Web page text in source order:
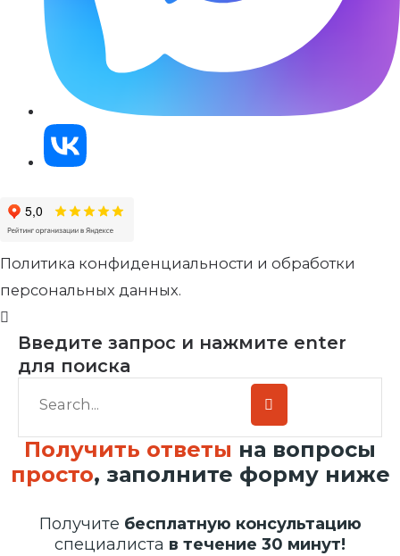
Политика конфиденциальности и обработки
персональных данных.
Введите запрос и нажмите enter
для поиска
Получить ответы на вопросы
просто, заполните форму ниже
Получите бесплатную консультацию
специалиста в течение 30 минут!